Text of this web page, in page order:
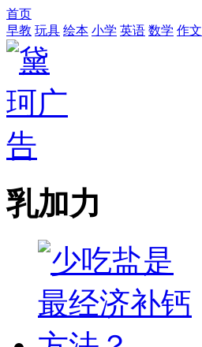
首页
早教 玩具 绘本 小学 英语 数学 作文
乳加力